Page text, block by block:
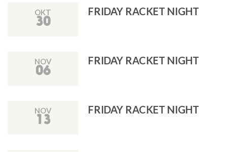
OKT
30
FRIDAY RACKET NIGHT
NOV
06
FRIDAY RACKET NIGHT
NOV
13
FRIDAY RACKET NIGHT